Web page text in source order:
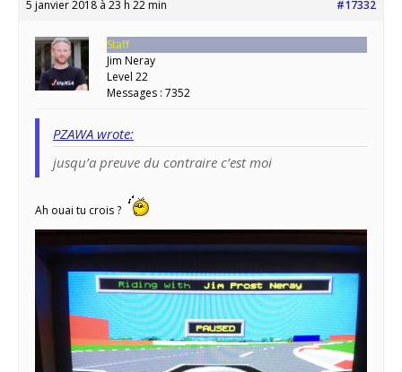
5 janvier 2018 à 23 h 22 min #17332
Staff
Jim Neray
Level 22
Messages : 7352
PZAWA wrote:
jusqu’a preuve du contraire c’est moi
Ah ouai tu crois ?